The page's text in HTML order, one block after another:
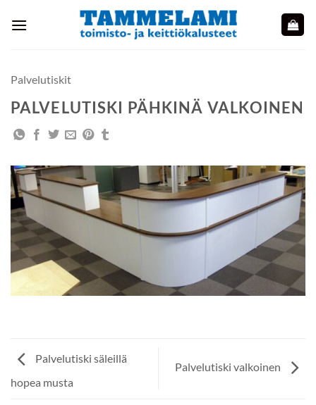
Palvelutiskit
PALVELUTISKI PÄHKINÄ VALKOINEN
Palvelutiski säleillä
hopea musta
Palvelutiski valkoinen